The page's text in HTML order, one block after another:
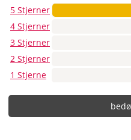
5 Stjerner
4 Stjerner
3 Stjerner
2 Stjerner
1 Stjerne